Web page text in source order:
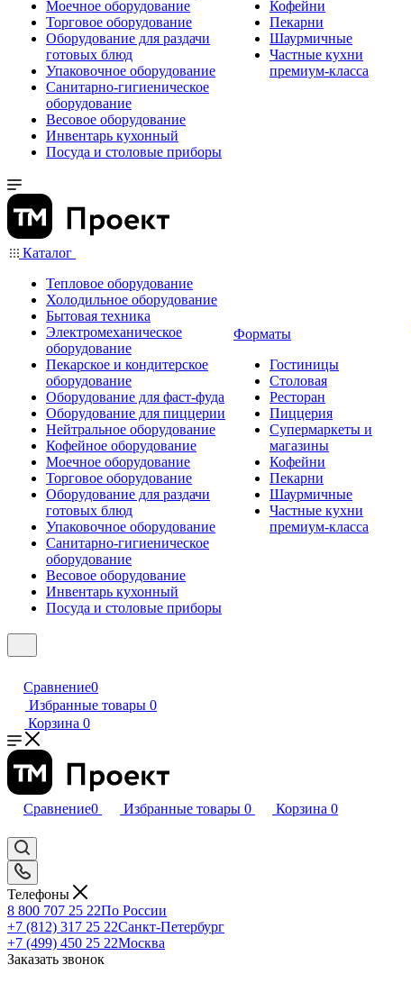
Моечное оборудование
Торговое оборудование
Оборудование для раздачи
готовых блюд
Упаковочное оборудование
Санитарно-гигиеническое
оборудование
Весовое оборудование
Инвентарь кухонный
Посуда и столовые приборы
Кофейни
Пекарни
Шаурмичные
Частные кухни
премиум-класса
Каталог
Тепловое оборудование
Холодильное оборудование
Бытовая техника
Электромеханическое
оборудование
Пекарское и кондитерское
оборудование
Оборудование для фаст-фуда
Оборудование для пиццерии
Нейтральное оборудование
Кофейное оборудование
Моечное оборудование
Торговое оборудование
Оборудование для раздачи
готовых блюд
Упаковочное оборудование
Санитарно-гигиеническое
оборудование
Весовое оборудование
Инвентарь кухонный
Посуда и столовые приборы
Форматы
Гостиницы
Столовая
Ресторан
Пиццерия
Супермаркеты и
магазины
Кофейни
Пекарни
Шаурмичные
Частные кухни
премиум-класса
Сравнение0
Избранные товары 0
Корзина 0
Сравнение0 Избранные товары 0 Корзина 0
Телефоны
8 800 707 25 22По России
+7 (812) 317 25 22Санкт-Петербург
+7 (499) 450 25 22Москва
Заказать звонок